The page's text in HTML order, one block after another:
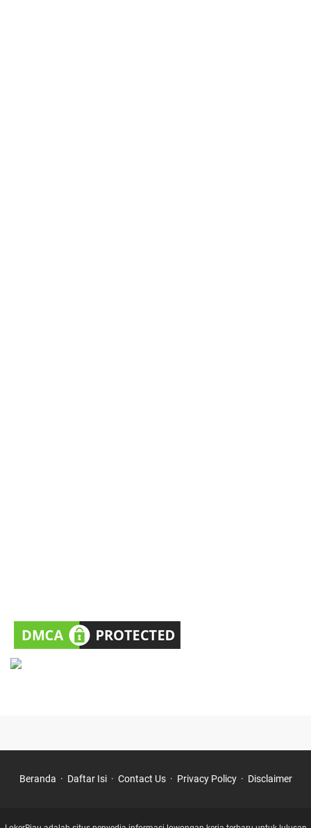
Beranda Daftar Isi Contact Us Privacy Policy Disclaimer